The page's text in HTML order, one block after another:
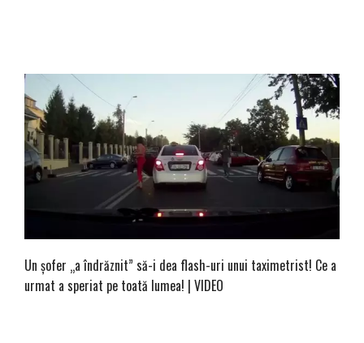
Un șofer „a îndrăznit” să-i dea flash-uri unui taximetrist! Ce a
urmat a speriat pe toată lumea! | VIDEO